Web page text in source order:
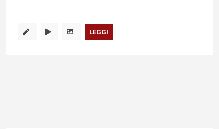
LEGGI